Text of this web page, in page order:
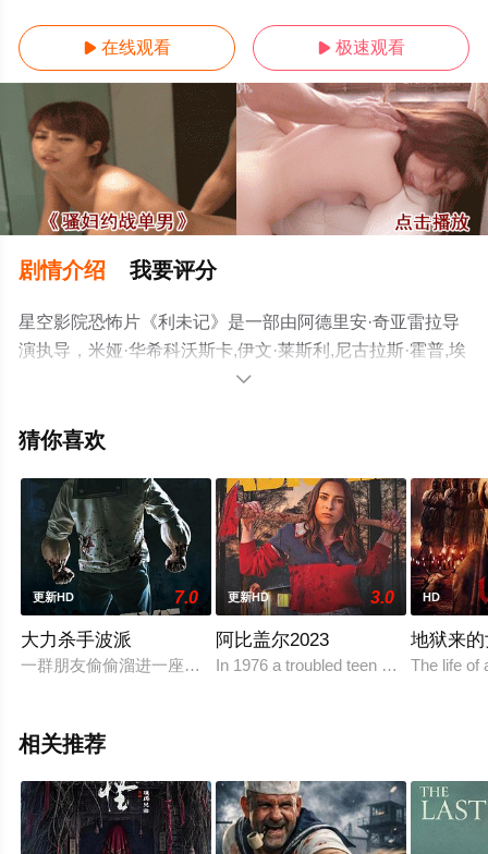
 在线观看  极速观看
剧情介绍 我要评分
星空影院恐怖片《利未记》是一部由阿德里安·奇亚雷拉导
演执导，米娅·华希科沃斯卡,伊文·莱斯利,尼古拉斯·霍普,埃
德温娜·雷恩,香农·贝里,黛维达·麦肯齐,扎赫拉·纽曼,乔·伯德,
洛克,Kamran·Fulleylove,埃罗伊·简
演绎的澳大利亚电影，手机免费观看高清无删减完整版电
影大全就上星空电影网，更多相关信息可移步至豆瓣电
影、电视猫或剧情网等平台了解。

猜你喜欢
更新HD 7.0
大力杀手波派
一群朋友偷偷溜进一座废弃的菠菜罐头厂，准备拍摄一部关于“
更新HD 3.0
阿比盖尔2023
In 1976 a troubled teen befriends her
HD
地狱来
The life of
相关推荐